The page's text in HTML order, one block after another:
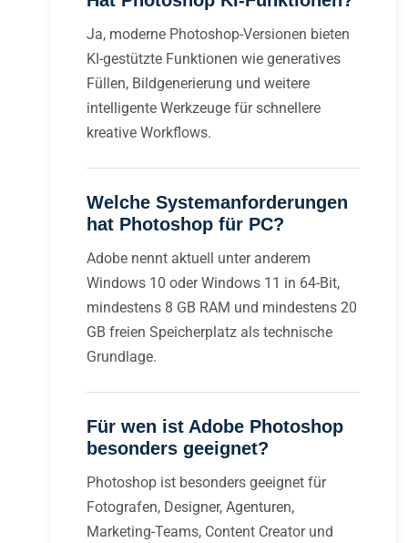
Ja, moderne Photoshop-Versionen bieten
KI-gestützte Funktionen wie generatives
Füllen, Bildgenerierung und weitere
intelligente Werkzeuge für schnellere
kreative Workflows.
Welche Systemanforderungen
hat Photoshop für PC?
Adobe nennt aktuell unter anderem
Windows 10 oder Windows 11 in 64-Bit,
mindestens 8 GB RAM und mindestens 20
GB freien Speicherplatz als technische
Grundlage.
Für wen ist Adobe Photoshop
besonders geeignet?
Photoshop ist besonders geeignet für
Fotografen, Designer, Agenturen,
Marketing-Teams, Content Creator und